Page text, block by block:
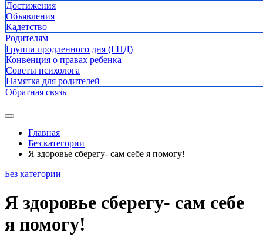
Достижения
Объявления
Кадетство
Родителям
Группа продленного дня (ГПД)
Конвенция о правах ребенка
Советы психолога
Памятка для родителей
Обратная связь
Главная
Без категории
Я здоровье сберегу- сам себе я помогу!
Без категории
Я здоровье сберегу- сам себе
я помогу!